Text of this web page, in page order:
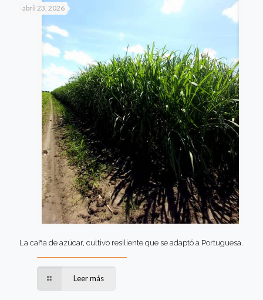
abril 23, 2026
La caña de azúcar, cultivo resiliente que se adaptó a Portuguesa.
Leer más